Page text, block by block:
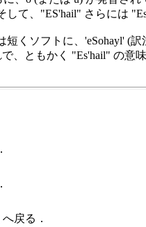
して、"ES'hail" さらには
くソフトに、'eSohayl' (
、ともかく "Es'hail" の意
へ戻る．